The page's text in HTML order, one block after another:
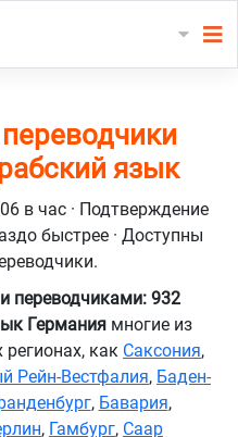
язык
в час · Подтверждение
быстрее · Доступны
переводчиками: 932
Германия многие из
как Саксония,
Рейн-Вестфалия, Баден-
, Бавария,
, Гамбург, Саар